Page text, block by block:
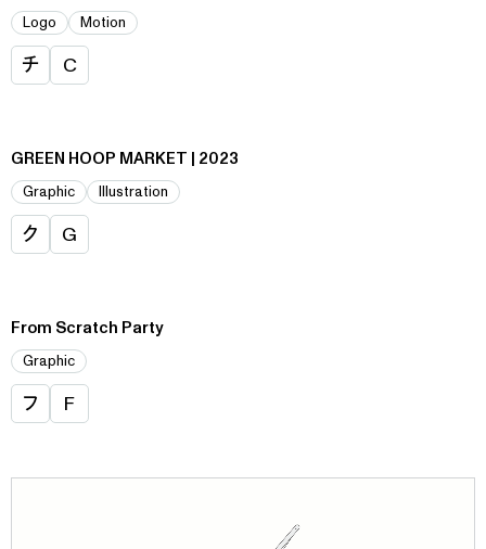
Logo Motion
チ C
GREEN HOOP MARKET | 2023
Graphic Illustration
ク G
From Scratch Party
Graphic
フ F